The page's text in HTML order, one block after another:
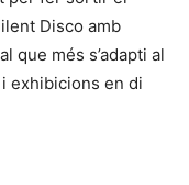
Disco amb
que més s’adapti al
exhibicions en di